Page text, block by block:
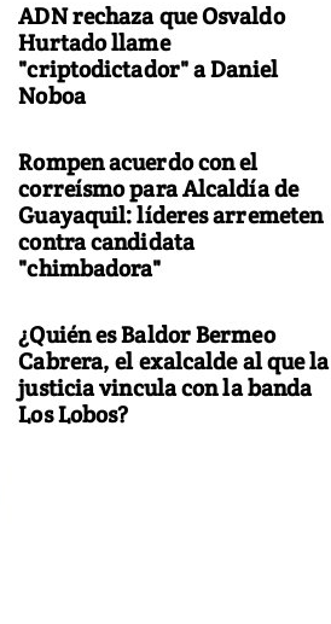
ADN rechaza que Osvaldo
Hurtado llame
"criptodictador" a Daniel
Noboa
Rompen acuerdo con el
correísmo para Alcaldía de
Guayaquil: líderes arremeten
contra candidata
"chimbadora"
¿Quién es Baldor Bermeo
Cabrera, el exalcalde al que la
justicia vincula con la banda
Los Lobos?